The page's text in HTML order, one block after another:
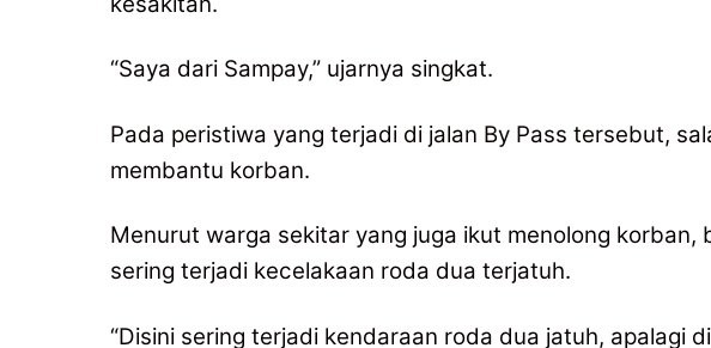
“Saya dari Sampay,” ujarnya singkat.
Pada peristiwa yang terjadi di jalan By Pass tersebut,
membantu korban.
Menurut warga sekitar yang juga ikut menolong korban,
sering terjadi kecelakaan roda dua terjatuh.
“Disini sering terjadi kendaraan roda dua jatuh, apalagi